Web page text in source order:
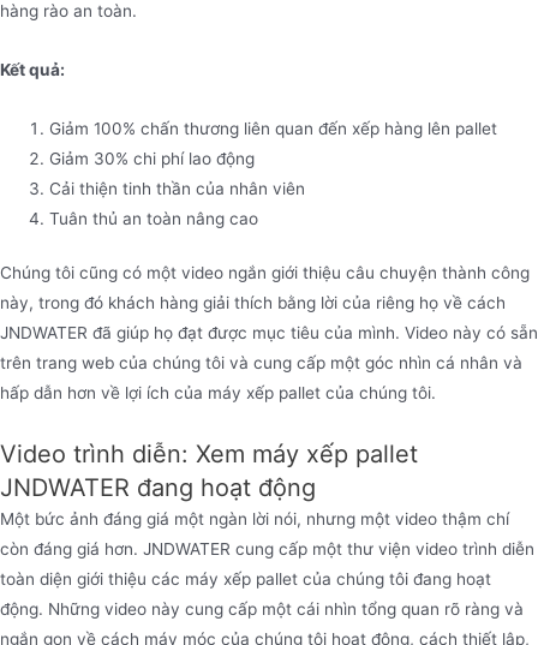
hàng rào an toàn.
Kết quả:
Giảm 100% chấn thương liên quan đến xếp hàng lên pallet
Giảm 30% chi phí lao động
Cải thiện tinh thần của nhân viên
Tuân thủ an toàn nâng cao
Chúng tôi cũng có một video ngắn giới thiệu câu chuyện thành công
này, trong đó khách hàng giải thích bằng lời của riêng họ về cách
JNDWATER đã giúp họ đạt được mục tiêu của mình. Video này có sẵn
trên trang web của chúng tôi và cung cấp một góc nhìn cá nhân và
hấp dẫn hơn về lợi ích của máy xếp pallet của chúng tôi.
Video trình diễn: Xem máy xếp pallet
JNDWATER đang hoạt động
Một bức ảnh đáng giá một ngàn lời nói, nhưng một video thậm chí
còn đáng giá hơn. JNDWATER cung cấp một thư viện video trình diễn
toàn diện giới thiệu các máy xếp pallet của chúng tôi đang hoạt
động. Những video này cung cấp một cái nhìn tổng quan rõ ràng và
ngắn gọn về cách máy móc của chúng tôi hoạt động, cách thiết lập,